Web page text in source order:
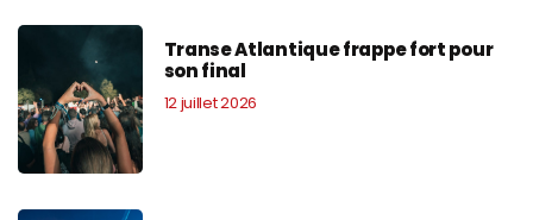
Transe Atlantique frappe fort pour
son final
12 juillet 2026